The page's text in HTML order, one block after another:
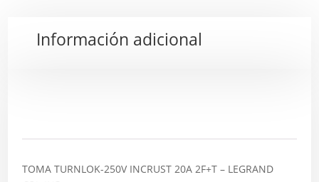
Información adicional
TOMA TURNLOK-250V INCRUST 20A 2F+T – LEGRAND